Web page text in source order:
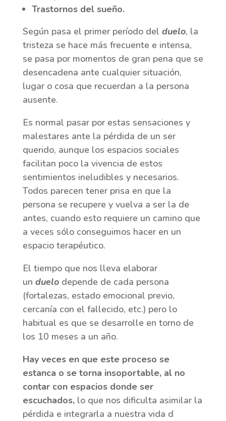
Trastornos del sueño.
Según pasa el primer período del duelo, la
tristeza se hace más frecuente e intensa,
se pasa por momentos de gran pena que se
desencadena ante cualquier situación,
lugar o cosa que recuerdan a la persona
ausente.
Es normal pasar por estas sensaciones y
malestares ante la pérdida de un ser
querido, aunque los espacios sociales
facilitan poco la vivencia de estos
sentimientos ineludibles y necesarios.
Todos parecen tener prisa en que la
persona se recupere y vuelva a ser la de
antes, cuando esto requiere un camino que
a veces sólo conseguimos hacer en un
espacio terapéutico.
El tiempo que nos lleva elaborar
un duelodepende de cada persona
(fortalezas, estado emocional previo,
cercanía con el fallecido, etc.) pero lo
habitual es que se desarrolle en torno de
los 10 meses a un año.
Hay veces en que este proceso se
estanca o se torna insoportable, al no
contar con espacios donde ser
escuchados,lo que nos dificulta asimilar la
pérdida e integrarla a nuestra vida d